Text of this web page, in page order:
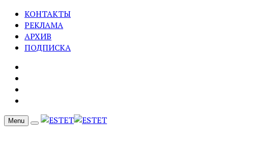
КОНТАКТЫ
РЕКЛАМА
АРХИВ
ПОДПИСКА
Menu